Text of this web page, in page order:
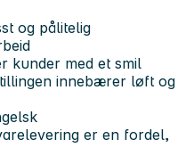
og pålitelig
kunder med et smil
innebærer løft og
er en fordel,